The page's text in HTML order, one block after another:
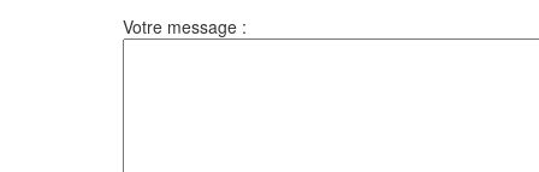
Votre message :